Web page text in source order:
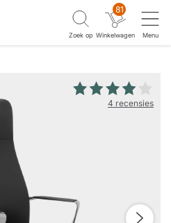
Zoek op
81
Winkelwagen Menu
4 recensies